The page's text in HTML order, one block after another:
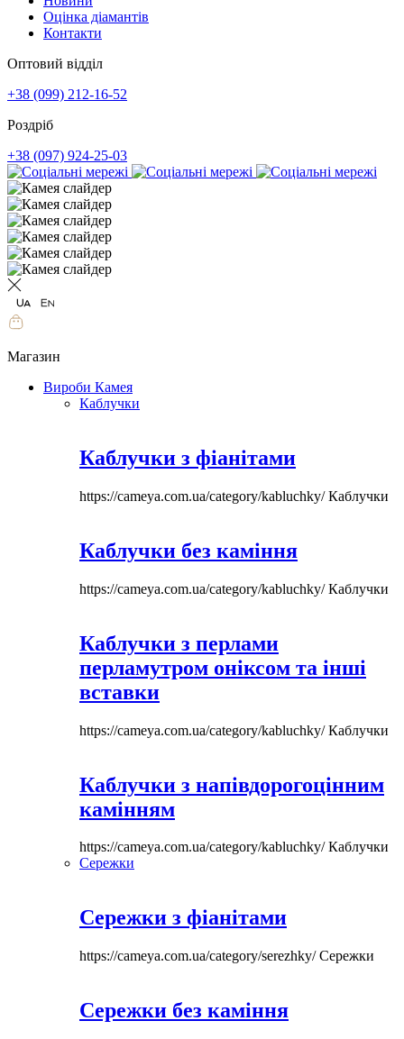
Оцінка діамантів
Контакти
Оптовий відділ
+38 (099) 212-16-52
Роздріб
+38 (097) 924-25-03
Магазин
Вироби Камея
Каблучки
Каблучки з фіанітами
https://cameya.com.ua/category/kabluchky/Каблучки
Каблучки без каміння
https://cameya.com.ua/category/kabluchky/Каблучки
Каблучки з перлами
перламутром оніксом та інші
вставки
https://cameya.com.ua/category/kabluchky/Каблучки
Каблучки з напівдорогоцінним
камінням
https://cameya.com.ua/category/kabluchky/Каблучки
Сережки
Сережки з фіанітами
https://cameya.com.ua/category/serezhky/Сережки
Сережки без каміння